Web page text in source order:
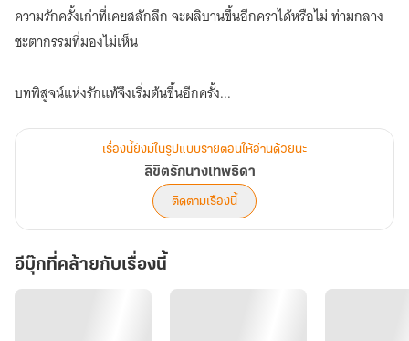
ความรักครั้งเก่าที่เคยสลักลึก จะผลิบานขึ้นอีกคราได้หรือไม่ ท่ามกลาง
ชะตากรรมที่มองไม่เห็น
บทพิสูจน์แห่งรักแท้จึงเริ่มต้นขึ้นอีกครั้ง...
เรื่องนี้ยังมีในรูปแบบรายตอนให้อ่านด้วยนะ
ลิขิตรักนางเทพธิดา
ติดตามเรื่องนี้
อีบุ๊กที่คล้ายกับเรื่องนี้